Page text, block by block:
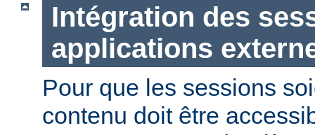
Intégration des
applications
Pour que les sessions
contenu doit être